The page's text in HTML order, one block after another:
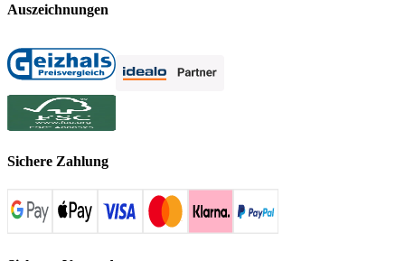
Auszeichnungen
Sichere Zahlung